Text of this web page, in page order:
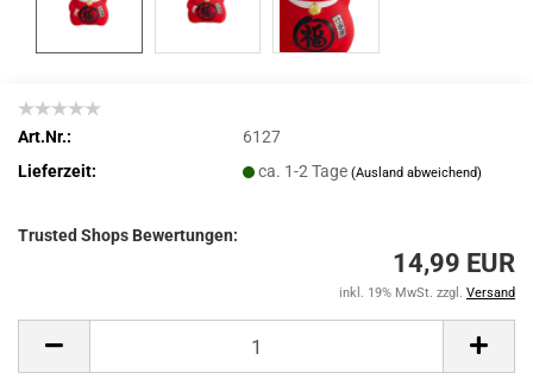
Art.Nr.:
6127
Lieferzeit:
ca. 1-2 Tage(Ausland abweichend)
Trusted Shops Bewertungen:
14,99 EUR
inkl. 19% MwSt. zzgl. Versand